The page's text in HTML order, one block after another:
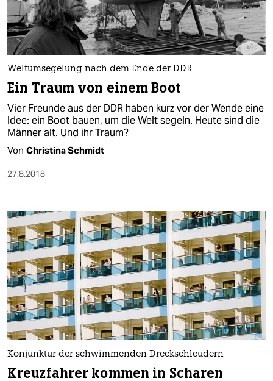
kultur
sport
berlin
wahrheit
verlag
verlag
shop
fragen & hilfe
unterstützen
abo
genossenschaft
Weltumsegelung nach dem Ende der DDR
Ein Traum von einem Boot
Vier Freunde aus der DDR haben kurz vor der Wende eine
Idee: ein Boot bauen, um die Welt segeln. Heute sind die
Männer alt. Und ihr Traum?
Von Christina Schmidt
27.8.2018
Konjunktur der schwimmenden Dreckschleudern
Kreuzfahrer kommen in Scharen